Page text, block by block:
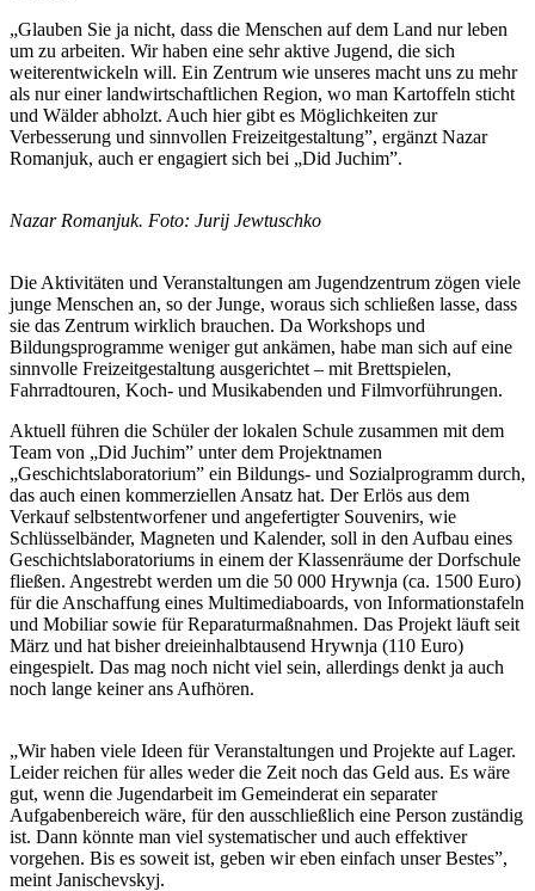
„Glauben Sie ja nicht, dass die Menschen auf dem Land nur leben
um zu arbeiten. Wir haben eine sehr aktive Jugend, die sich
weiterentwickeln will. Ein Zentrum wie unseres macht uns zu mehr
als nur einer landwirtschaftlichen Region, wo man Kartoffeln sticht
und Wälder abholzt. Auch hier gibt es Möglichkeiten zur
Verbesserung und sinnvollen Freizeitgestaltung”, ergänzt Nazar
Romanjuk, auch er engagiert sich bei „Did Juchim”.
Nazar Romanjuk. Foto: Jurij Jewtuschko
Die Aktivitäten und Veranstaltungen am Jugendzentrum zögen viele
junge Menschen an, so der Junge, woraus sich schließen lasse, dass
sie das Zentrum wirklich brauchen. Da Workshops und
Bildungsprogramme weniger gut ankämen, habe man sich auf eine
sinnvolle Freizeitgestaltung ausgerichtet – mit Brettspielen,
Fahrradtouren, Koch- und Musikabenden und Filmvorführungen.
Aktuell führen die Schüler der lokalen Schule zusammen mit dem
Team von „Did Juchim” unter dem Projektnamen
„Geschichtslaboratorium” ein Bildungs- und Sozialprogramm durch,
das auch einen kommerziellen Ansatz hat. Der Erlös aus dem
Verkauf selbstentworfener und angefertigter Souvenirs, wie
Schlüsselbänder, Magneten und Kalender, soll in den Aufbau eines
Geschichtslaboratoriums in einem der Klassenräume der Dorfschule
fließen. Angestrebt werden um die 50 000 Hrywnja (ca. 1500 Euro)
für die Anschaffung eines Multimediaboards, von Informationstafeln
und Mobiliar sowie für Reparaturmaßnahmen. Das Projekt läuft seit
März und hat bisher dreieinhalbtausend Hrywnja (110 Euro)
eingespielt. Das mag noch nicht viel sein, allerdings denkt ja auch
noch lange keiner ans Aufhören.
„Wir haben viele Ideen für Veranstaltungen und Projekte auf Lager.
Leider reichen für alles weder die Zeit noch das Geld aus. Es wäre
gut, wenn die Jugendarbeit im Gemeinderat ein separater
Aufgabenbereich wäre, für den ausschließlich eine Person zuständig
ist. Dann könnte man viel systematischer und auch effektiver
vorgehen. Bis es soweit ist, geben wir eben einfach unser Bestes”,
meint Janischevskyj.